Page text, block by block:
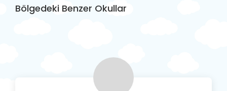
Bölgedeki Benzer Okullar